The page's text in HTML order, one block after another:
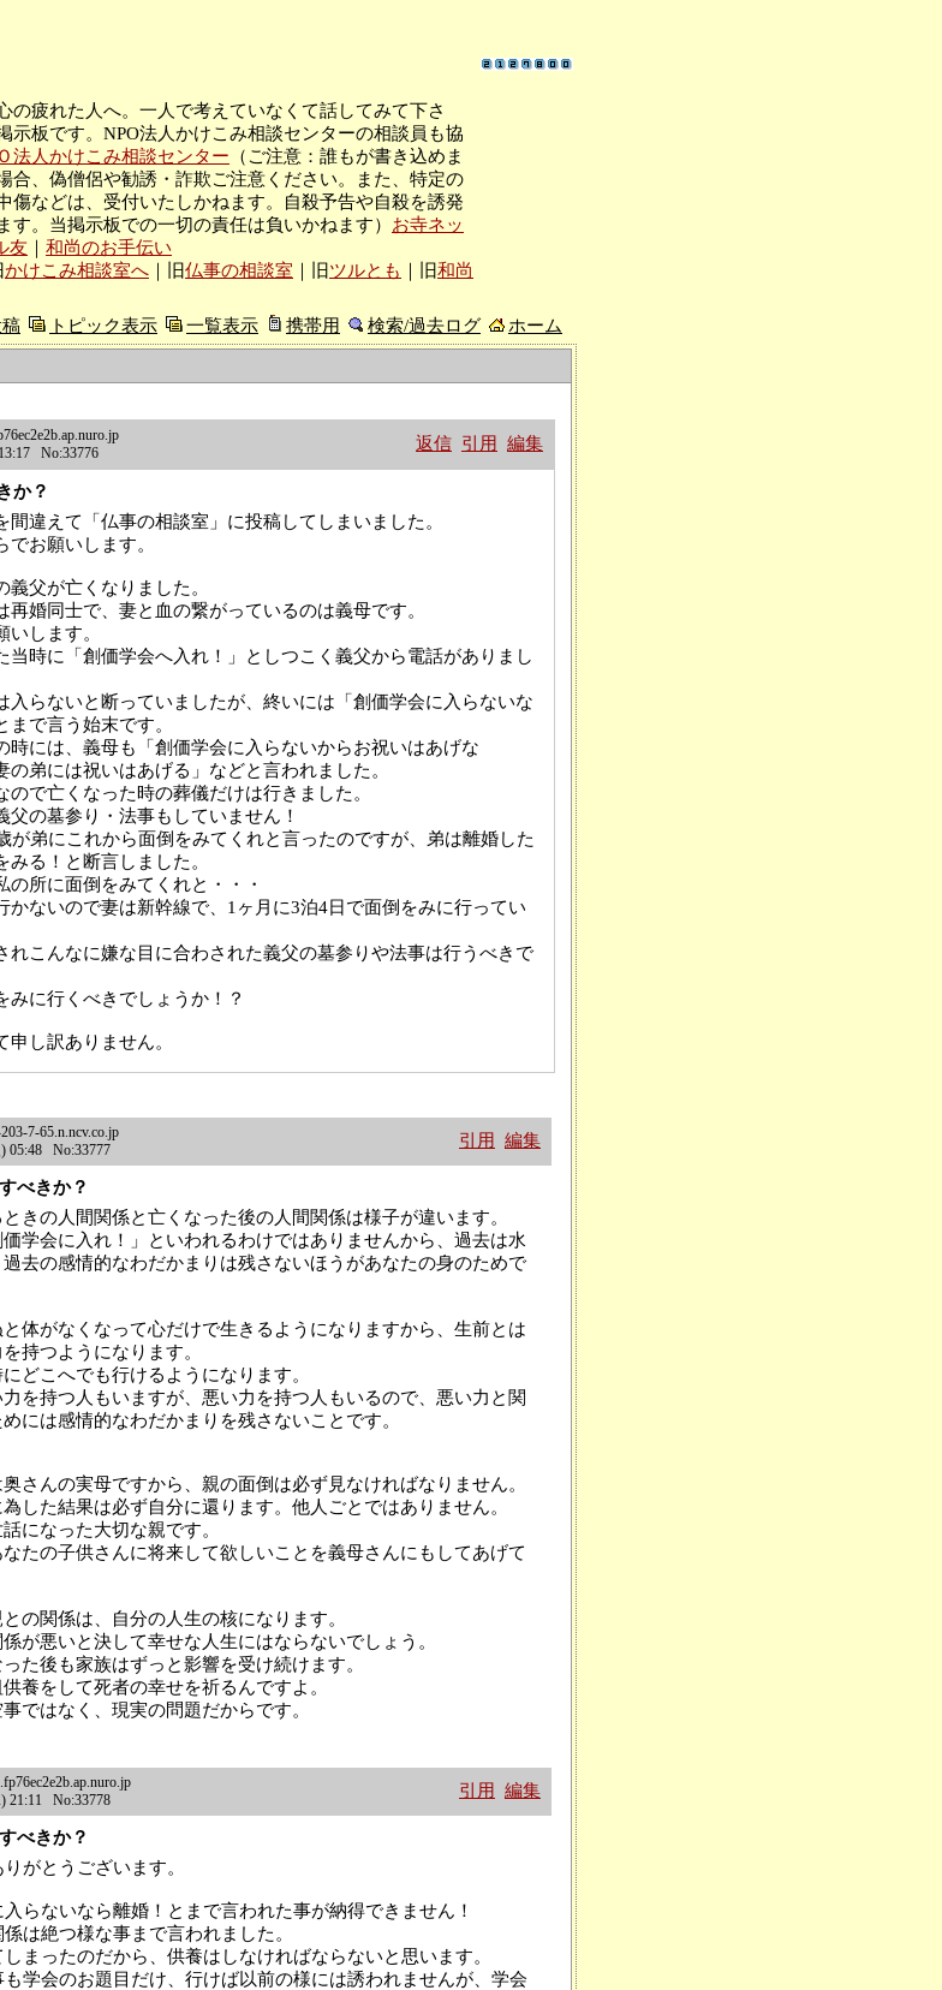
疲れた人へ。一人で考えていなくて話してみて下さ
示板です。NPO法人かけこみ相談センターの相談員も協
法人かけこみ相談センター （ご注意：誰もが書き込めま
合、偽僧侶や勧誘・詐欺ご注意ください。また、特定の
傷などは、受付いたしかねます。自殺予告や自殺を誘発
。当掲示板での一切の責任は負いかねます） お寺ネッ
友
和尚のお手伝い
かけこみ相談室へ ｜旧仏事の相談室 ｜旧ツルとも ｜旧和尚
トピック表示 一覧表示 携帯用 検索/過去ログ ホーム
No:33776
返信 引用 編集
か？
間違えて「仏事の相談室」に投稿してしまいました。
でお願いします。
義父が亡くなりました。
再婚同士で、妻と血の繋がっているのは義母です。
いします。
当時に「創価学会へ入れ！」としつこく義父から電話がありまし
入らないと断っていましたが、終いには「創価学会に入らないな
まで言う始末です。
時には、義母も「創価学会に入らないからお祝いはあげな
の弟には祝いはあげる」などと言われました。
ので亡くなった時の葬儀だけは行きました。
父の墓参り・法事もしていません！
が弟にこれから面倒をみてくれと言ったのですが、弟は離婚した
みる！と断言しました。
の所に面倒をみてくれと・・・
かないので妻は新幹線で、1ヶ月に3泊4日で面倒をみに行ってい
れこんなに嫌な目に合わされた義父の墓参りや法事は行うべきで
みに行くべきでしょうか！？
申し訳ありません。
7-65.n.ncv.co.jp
) 05:48 No:33777
引用 編集
べきか？
きの人間関係と亡くなった後の人間関係は様子が違います。
学会に入れ！」といわれるわけではありませんから、過去は水
去の感情的なわだかまりは残さないほうがあなたの身のためで
と体がなくなって心だけで生きるようになりますから、生前とは
持つようになります。
どこへでも行けるようになります。
を持つ人もいますが、悪い力を持つ人もいるので、悪い力と関
には感情的なわだかまりを残さないことです。
さんの実母ですから、親の面倒は必ず見なければなりません。
した結果は必ず自分に還ります。他人ごとではありません。
になった大切な親です。
たの子供さんに将来して欲しいことを義母さんにもしてあげて
の関係は、自分の人生の核になります。
が悪いと決して幸せな人生にはならないでしょう。
た後も家族はずっと影響を受け続けます。
養をして死者の幸せを祈るんですよ。
ではなく、現実の問題だからです。
) 21:11 No:33778
引用 編集
べきか？
がとうございます。
らないなら離婚！とまで言われた事が納得できません！
は絶つ様な事まで言われました。
まったのだから、供養はしなければならないと思います。
も学会のお題目だけ、行けば以前の様には誘われませんが、学会